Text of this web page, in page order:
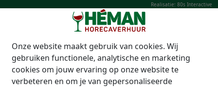
Realisatie: 80s Interactive
Onze website maakt gebruik van cookies. Wij
gebruiken functionele, analytische en marketing
cookies om jouw ervaring op onze website te
verbeteren en om je van gepersonaliseerde